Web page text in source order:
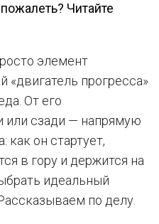
Читайте
элемент
«двигатель прогресса»
От его
или сзади — напрямую
как он стартует,
в гору и держится на
идеальный
по делу.